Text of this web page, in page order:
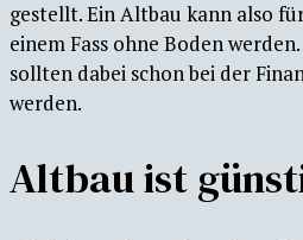
gestellt. Ein Altbau kann also
einem Fass ohne Boden
sollten dabei schon bei der
werden.
Altbau ist